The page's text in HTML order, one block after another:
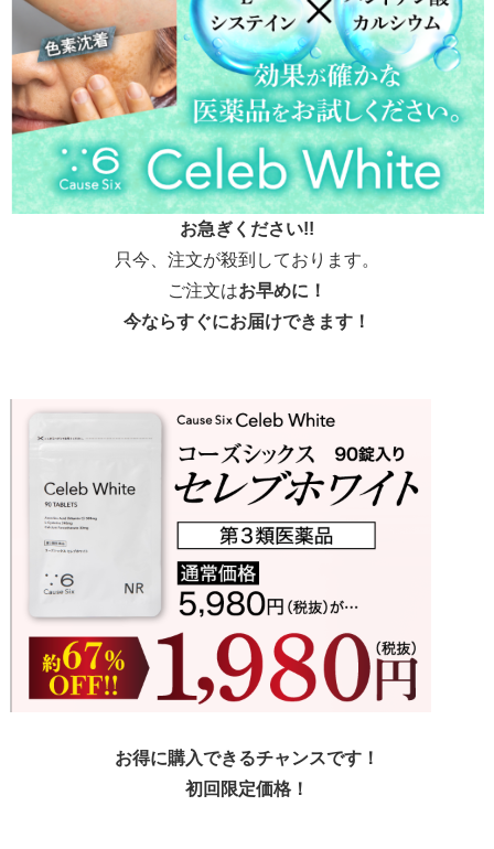
お急ぎください!!
只今、注文が殺到しております。
ご注文はお早めに！
今ならすぐにお届けできます！
お得に購入できるチャンスです！
初回限定価格！